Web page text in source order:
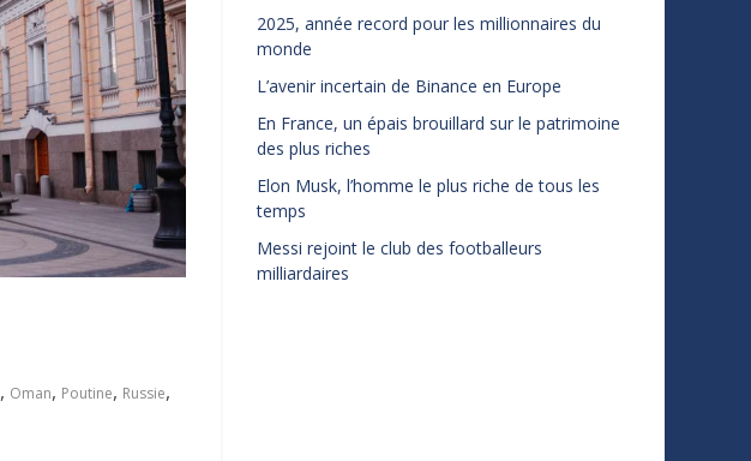
, Oman, Poutine, Russie,
2025, année record pour les millionnaires du
monde
L’avenir incertain de Binance en Europe
En France, un épais brouillard sur le patrimoine
des plus riches
Elon Musk, l’homme le plus riche de tous les
temps
Messi rejoint le club des footballeurs
milliardaires